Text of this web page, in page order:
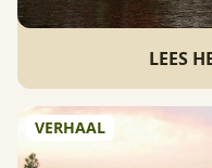
LEES
VERHAAL